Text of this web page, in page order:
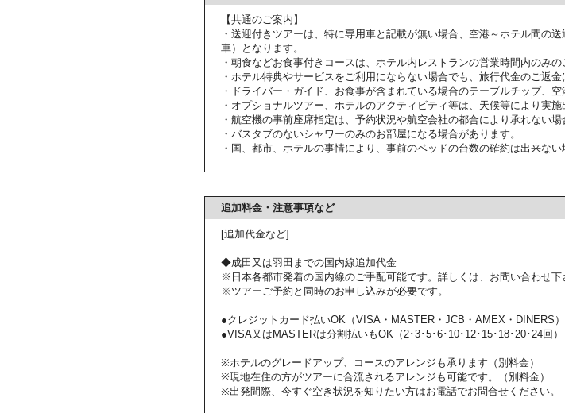
【共通のご案内】
・送迎付きツアーは、特に専用車と記載が無い場合、空港～ホテル間の
車）となります。
・朝食などお食事付きコースは、ホテル内レストランの営業時間内のみの
・ホテル特典やサービスをご利用にならない場合でも、旅行代金のご返金
・ドライバー・ガイド、お食事が含まれている場合のテーブルチップ、
・オプショナルツアー、ホテルのアクティビティ等は、天候等により実施
・航空機の事前座席指定は、予約状況や航空会社の都合により承れない場
・バスタブのないシャワーのみのお部屋になる場合があります。
・国、都市、ホテルの事情により、事前のベッドの台数の確約は出来ない
追加料金・注意事項など
[追加代金など]
◆成田又は羽田までの国内線追加代金
※日本各都市発着の国内線のご手配可能です。詳しくは、お問い合わせ下
※ツアーご予約と同時のお申し込みが必要です。
●クレジットカード払いOK（VISA・MASTER・JCB・AMEX・DINERS）
●VISA又はMASTERは分割払いもOK（2･3･5･6･10･12･15･18･20･24回）
※ホテルのグレードアップ、コースのアレンジも承ります（別料金）
※現地在住の方がツアーに合流されるアレンジも可能です。（別料金）
※出発間際、今すぐ空き状況を知りたい方はお電話でお問合せください。